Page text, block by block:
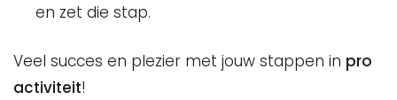
en zet die stap.
Veel succes en plezier met jouw stappen in pro
activiteit!